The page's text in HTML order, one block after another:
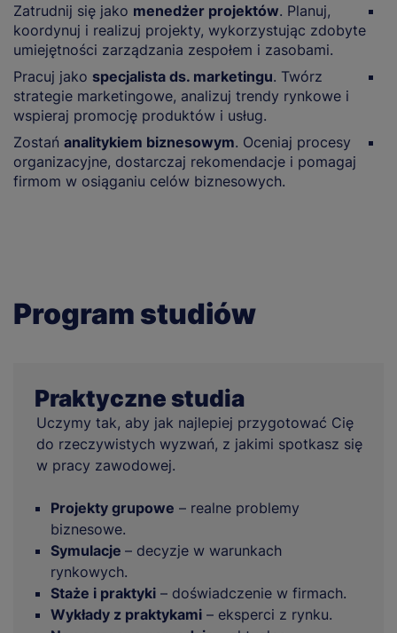
Zatrudnij się jako menedżer projektów. Planuj,
koordynuj i realizuj projekty, wykorzystując zdobyte
umiejętności zarządzania zespołem i zasobami.
Pracuj jako specjalista ds. marketingu. Twórz
strategie marketingowe, analizuj trendy rynkowe i
wspieraj promocję produktów i usług.
Zostań analitykiem biznesowym. Oceniaj procesy
organizacyjne, dostarczaj rekomendacje i pomagaj
firmom w osiąganiu celów biznesowych.
Program studiów
Praktyczne studia
Uczymy tak, aby jak najlepiej przygotować Cię
do rzeczywistych wyzwań, z jakimi spotkasz się
w pracy zawodowej.
Projekty grupowe – realne problemy
biznesowe.
Symulacje – decyzje w warunkach
rynkowych.
Staże i praktyki – doświadczenie w firmach.
Wykłady z praktykami – eksperci z rynku.